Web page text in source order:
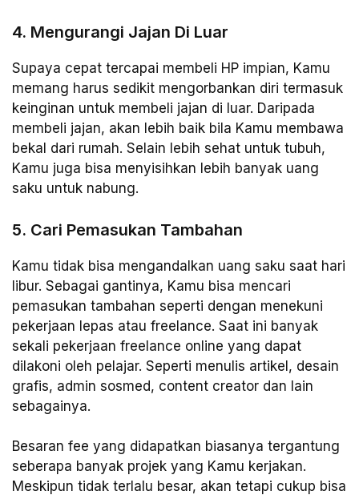
4. Mengurangi Jajan Di Luar
Supaya cepat tercapai membeli HP impian, Kamu
memang harus sedikit mengorbankan diri termasuk
keinginan untuk membeli jajan di luar. Daripada
membeli jajan, akan lebih baik bila Kamu membawa
bekal dari rumah. Selain lebih sehat untuk tubuh,
Kamu juga bisa menyisihkan lebih banyak uang
saku untuk nabung.
5. Cari Pemasukan Tambahan
Kamu tidak bisa mengandalkan uang saku saat hari
libur. Sebagai gantinya, Kamu bisa mencari
pemasukan tambahan seperti dengan menekuni
pekerjaan lepas atau freelance. Saat ini banyak
sekali pekerjaan freelance online yang dapat
dilakoni oleh pelajar. Seperti menulis artikel, desain
grafis, admin sosmed, content creator dan lain
sebagainya.
Besaran fee yang didapatkan biasanya tergantung
seberapa banyak projek yang Kamu kerjakan.
Meskipun tidak terlalu besar, akan tetapi cukup bisa